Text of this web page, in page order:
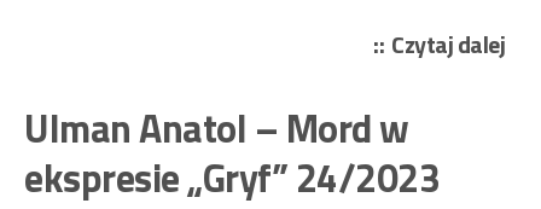
Czytaj dalej
Ulman Anatol – Mord w
ekspresie „Gryf” 24/2023